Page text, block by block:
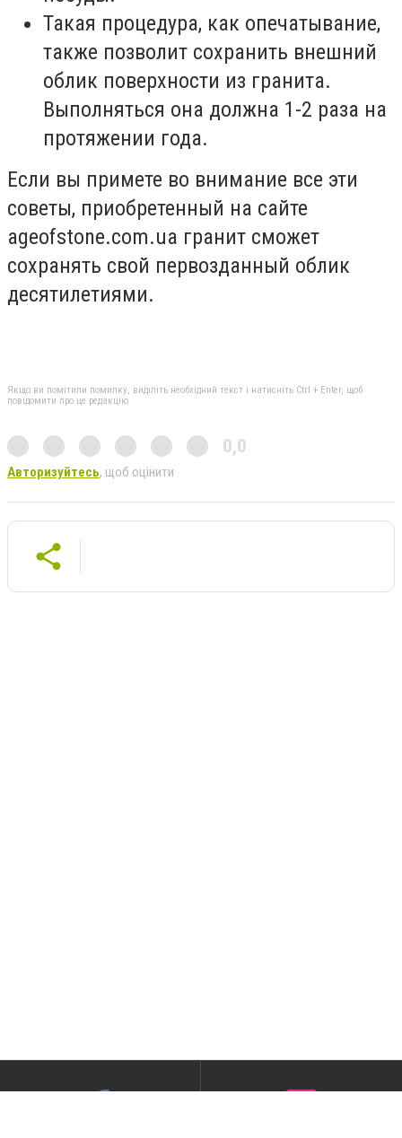
Такая процедура, как опечатывание,
также позволит сохранить внешний
облик поверхности из гранита.
Выполняться она должна 1-2 раза на
протяжении года.
Если вы примете во внимание все эти
советы, приобретенный на сайте
ageofstone.com.ua гранит сможет
сохранять свой первозданный облик
десятилетиями.
Якщо ви помітили помилку, виділіть необхідний текст і натисніть Ctrl + Enter, щоб
повідомити про це редакцію
0,0
Авторизуйтесь, щоб оцінити